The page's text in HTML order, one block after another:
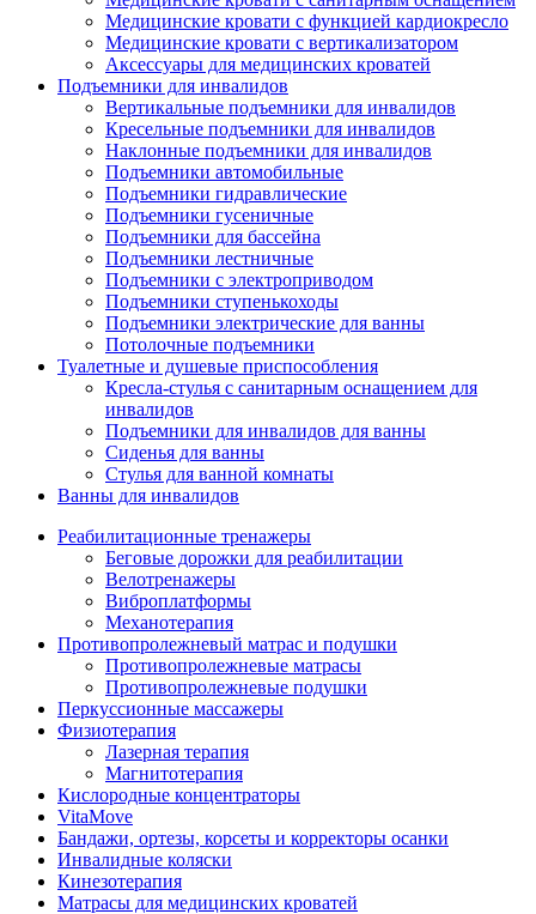
Медицинские кровати с функцией кардиокресло
Медицинские кровати с вертикализатором
Аксессуары для медицинских кроватей
Подъемники для инвалидов
Вертикальные подъемники для инвалидов
Кресельные подъемники для инвалидов
Наклонные подъемники для инвалидов
Подъемники автомобильные
Подъемники гидравлические
Подъемники гусеничные
Подъемники для бассейна
Подъемники лестничные
Подъемники с электроприводом
Подъемники ступенькоходы
Подъемники электрические для ванны
Потолочные подъемники
Туалетные и душевые приспособления
Кресла-стулья с санитарным оснащением для
инвалидов
Подъемники для инвалидов для ванны
Сиденья для ванны
Стулья для ванной комнаты
Ванны для инвалидов
Реабилитационные тренажеры
Беговые дорожки для реабилитации
Велотренажеры
Виброплатформы
Механотерапия
Противопролежневый матрас и подушки
Противопролежневые матрасы
Противопролежневые подушки
Перкуссионные массажеры
Физиотерапия
Лазерная терапия
Магнитотерапия
Кислородные концентраторы
VitaMove
Бандажи, ортезы, корсеты и корректоры осанки
Инвалидные коляски
Кинезотерапия
Матрасы для медицинских кроватей